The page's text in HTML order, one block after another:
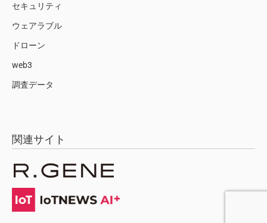
セキュリティ
ウェアラブル
ドローン
web3
調査データ
関連サイト